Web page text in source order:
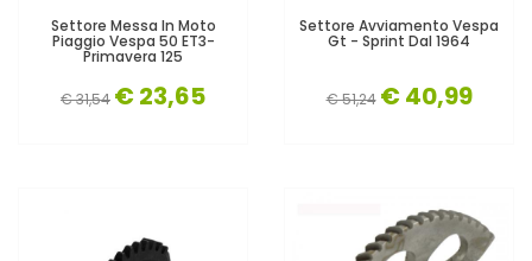
Settore Messa In Moto
Piaggio Vespa 50 ET3-
Primavera 125
€ 31,54 € 23,65
Settore Avviamento Vespa
Gt - Sprint Dal 1964
€ 51,24 € 40,99